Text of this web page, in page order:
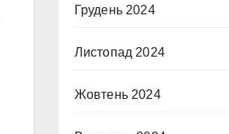
Грудень 2024
Листопад 2024
Жовтень 2024